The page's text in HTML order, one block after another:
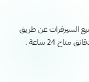
السيرفرات عن طريق
الايدي والسيرفر بسرعة تنفيذ خيالية حتى 5 دقائق متاح 24 ساعة .